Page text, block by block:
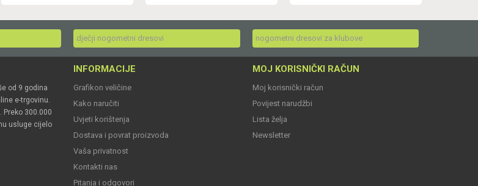
dječji nogometni dresovi nogometni dresovi za klubove
od 9 godina
e-trgovinu.
. Preko 300.000
usluge cijelo
INFORMACIJE
Grafikon veličine
Kako naručiti
Uvjeti korištenja
Dostava i povrat proizvoda
Vaša privatnost
Kontakti nas
Pitanja i odgovori
MOJ KORISNIČKI RAČUN
Moj korisnički račun
Povijest narudžbi
Lista želja
Newsletter